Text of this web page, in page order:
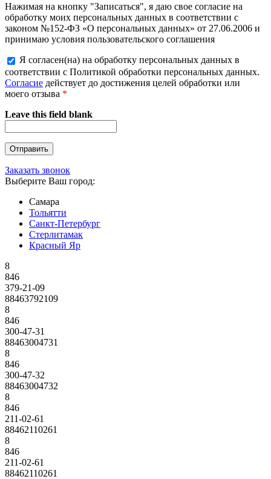
Нажимая на кнопку "Записаться", я даю свое согласие на
обработку моих персональных данных в соответствии с
законом №152-ФЗ «О персональных данных» от 27.06.2006 и
принимаю условия пользовательского соглашения
Я согласен(на) на обработку персональных данных в
соответствии с Политикой обработки персональных данных.
Согласие действует до достижения целей обработки или
моего отзыва *
Leave this field blank
Заказать звонок
Выберите Ваш город:
Самара
Тольятти
Санкт-Петербург
Стерлитамак
Красный Яр
8
846
379-21-09
88463792109
8
846
300-47-31
88463004731
8
846
300-47-32
88463004732
8
846
211-02-61
88462110261
8
846
211-02-61
88462110261